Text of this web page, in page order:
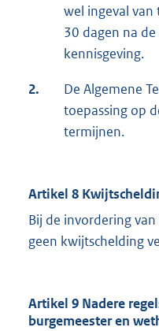
wel ingeval
30 dagen na
kennisgeving.
2.
De Algemene
toepassing op
termijnen.
Artikel 8
Bij de invordering
geen kwijtschelding
Artikel 9 Nadere
burgemeester en